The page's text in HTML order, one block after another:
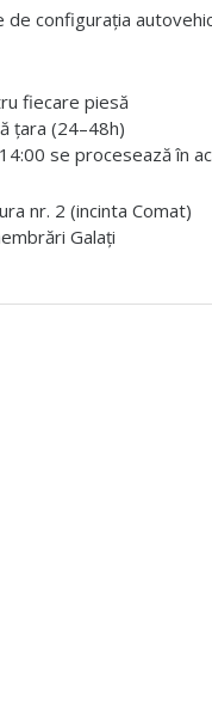
configurația
fiecare piesă
țara (24–48h)
se procesează în
nr. 2 (incinta Comat)
Galați